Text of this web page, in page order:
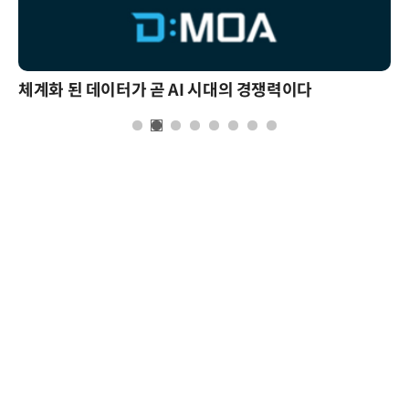
체계화 된 데이터가 곧 AI 시대의 경쟁력이다